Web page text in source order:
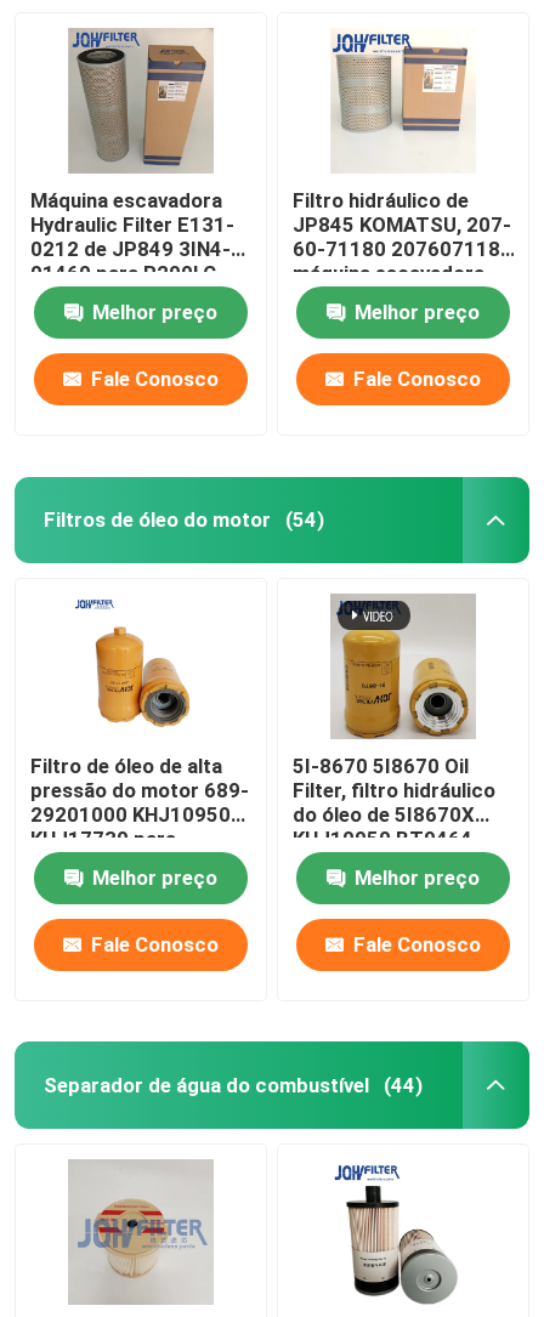
Máquina escavadora
Hydraulic Filter E131-
0212 de JP849 3IN4-
01460 para R200LC
R225-7 R280LC
Melhor preço
Fale Conosco
Filtro hidráulico de
JP845 KOMATSU, 207-
60-71180 2076071181
máquina escavadora
Spare Parts
Melhor preço
Fale Conosco
Filtros de óleo do motor (54)
Filtro de óleo de alta
pressão do motor 689-
29201000 KHJ10950
KHJ17730 para
Sumitomo
Melhor preço
Fale Conosco
5I-8670 5I8670 Oil
Filter, filtro hidráulico
do óleo de 5I8670X
KHJ10950 BT9464
HF35519
Melhor preço
Fale Conosco
Separador de água do combustível (44)